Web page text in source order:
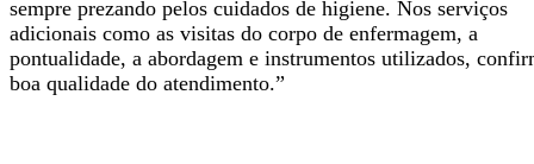
sempre prezando pelos cuidados de higiene. Nos serviços
adicionais como as visitas do corpo de enfermagem, a
pontualidade, a abordagem e instrumentos utilizados,
boa qualidade do atendimento.”